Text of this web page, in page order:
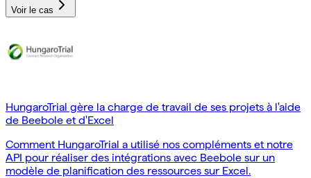
Voir le cas
HungaroTrial gère la charge de travail de ses projets à l'aide
de Beebole et d'Excel
Comment HungaroTrial a utilisé nos compléments et notre
API pour réaliser des intégrations avec Beebole sur un
modèle de planification des ressources sur Excel.